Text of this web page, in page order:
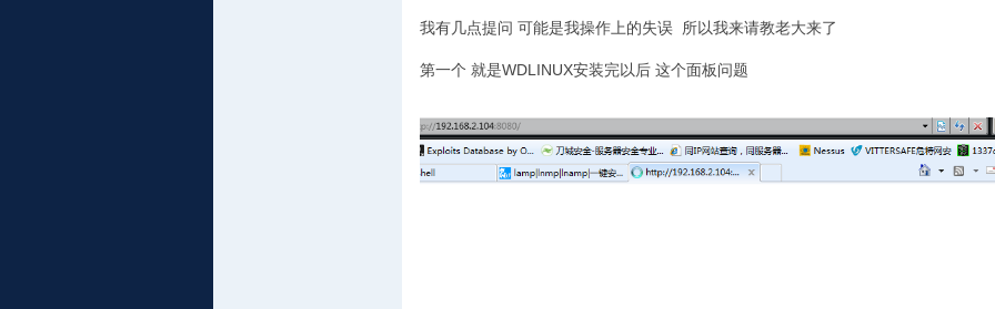
我有几点提问 可能是我操作上的失误 所以我来请教老大来了
第一个 就是WDLINUX安装完以后 这个面板问题